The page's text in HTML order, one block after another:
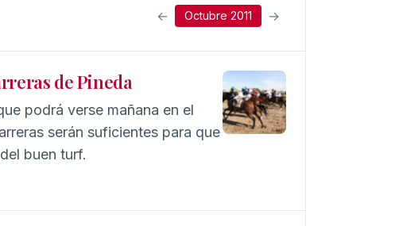
← Octubre 2011 →
de Pineda
podrá verse mañana en el
serán suficientes para que
buen turf.